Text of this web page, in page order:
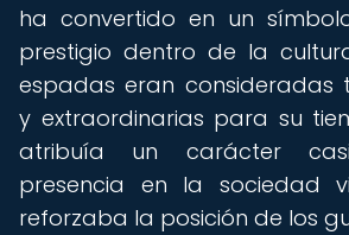
ha convertido en un
prestigio dentro de la
espadas eran consideradas
y extraordinarias para su
atribuía un carácter
presencia en la sociedad
reforzaba la posición de los